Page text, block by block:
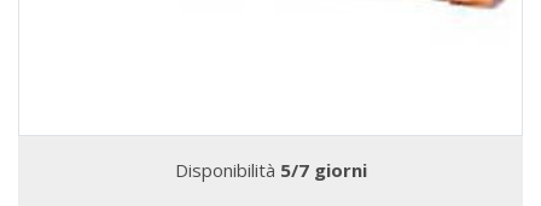
Disponibilità 5/7 giorni